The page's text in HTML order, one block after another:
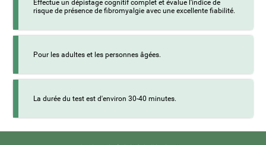
Effectue un dépistage cognitif complet et évalue l'indice de
risque de présence de fibromyalgie avec une excellente fiabilité.
Pour les adultes et les personnes âgées.
La durée du test est d'environ 30-40 minutes.